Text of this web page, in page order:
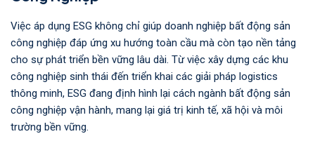
Việc áp dụng ESG không chỉ giúp doanh nghiệp bất động sản
công nghiệp đáp ứng xu hướng toàn cầu mà còn tạo nền tảng
cho sự phát triển bền vững lâu dài. Từ việc xây dựng các khu
công nghiệp sinh thái đến triển khai các giải pháp logistics
thông minh, ESG đang định hình lại cách ngành bất động sản
công nghiệp vận hành, mang lại giá trị kinh tế, xã hội và môi
trường bền vững.